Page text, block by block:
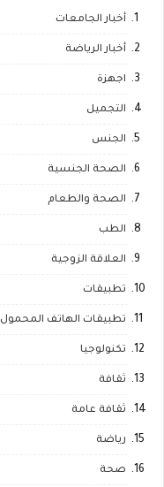
أخبار الجامعات
أخبار الرياضة
اجهزة
التجميل
الجنس
الصحة الجنسية
الصحة والطعام
الطب
العلاقة الزوجية
تطبيقات
تطبيقات الهاتف المحمول
تكنولوجيا
ثقافة
ثقافة عامة
رياضة
صحة